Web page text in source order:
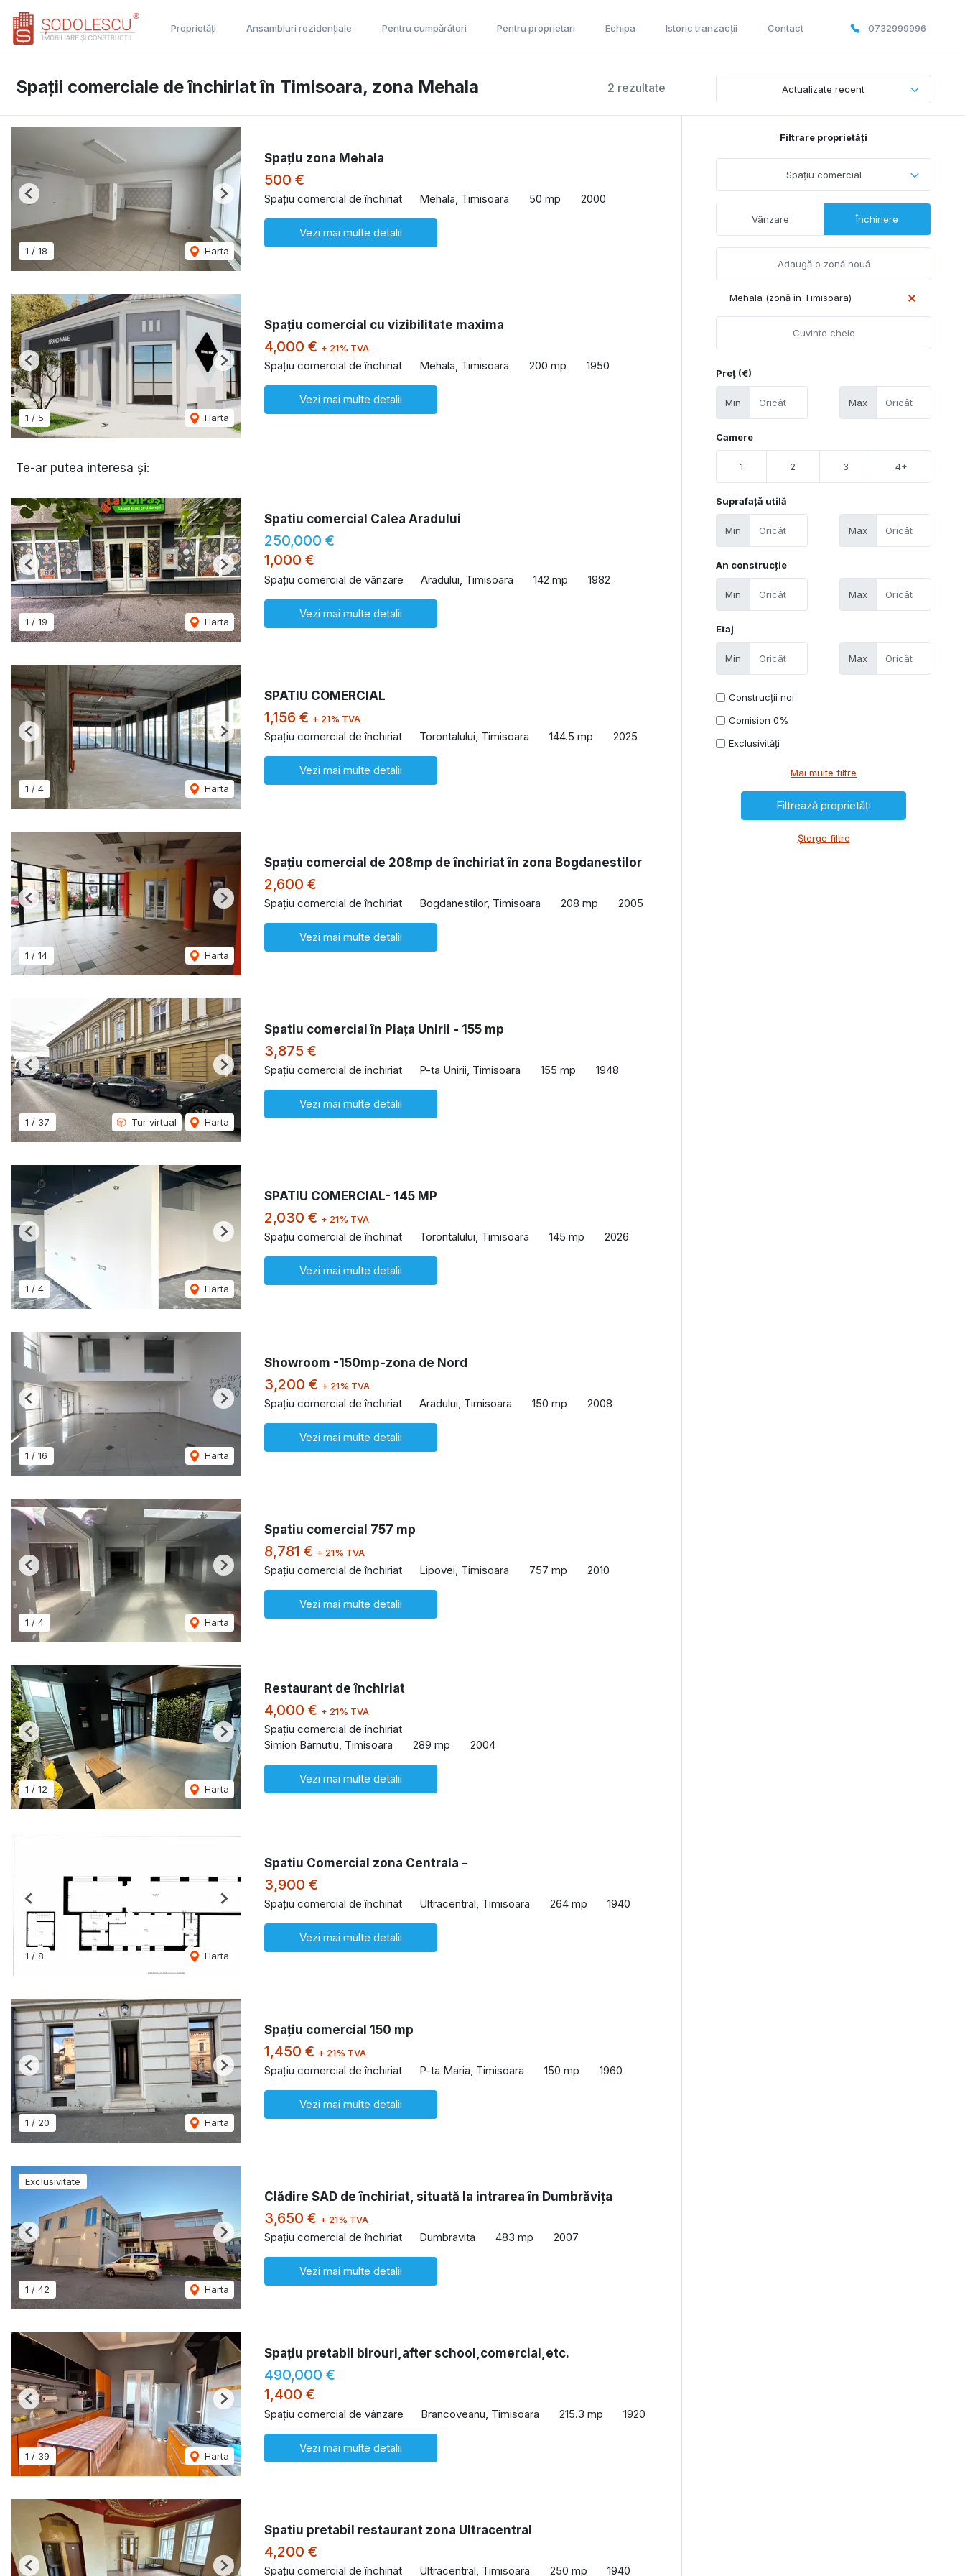
Proprietăți Ansambluri rezidențiale Pentru cumpărători Pentru proprietari Echipa Istoric tranzacții Contact 0732999996
2 rezultate
Spații comerciale de închiriat în Timisoara, zona Mehala Actualizate recent
1 / 18 Harta
Previous Next
Spațiu zona Mehala
500 €
Spațiu comercial de închiriat Mehala, Timisoara 50 mp 2000
Vezi mai multe detalii
1 / 5 Harta
Previous Next
Spațiu comercial cu vizibilitate maxima
4,000 € + 21% TVA
Spațiu comercial de închiriat Mehala, Timisoara 200 mp 1950
Vezi mai multe detalii
Te-ar putea interesa și:
1 / 19 Harta
Previous Next
Spatiu comercial Calea Aradului
250,000 €
1,000 €
Spațiu comercial de vânzare Aradului, Timisoara 142 mp 1982
Vezi mai multe detalii
1 / 4 Harta
Previous Next
SPATIU COMERCIAL
1,156 € + 21% TVA
Spațiu comercial de închiriat Torontalului, Timisoara 144.5 mp 2025
Vezi mai multe detalii
1 / 14 Harta
Previous Next
Spațiu comercial de 208mp de închiriat în zona Bogdanestilor
2,600 €
Spațiu comercial de închiriat Bogdanestilor, Timisoara 208 mp 2005
Vezi mai multe detalii
1 / 37 Tur virtual Harta
Previous Next
Spatiu comercial în Piața Unirii - 155 mp
3,875 €
Spațiu comercial de închiriat P-ta Unirii, Timisoara 155 mp 1948
Vezi mai multe detalii
1 / 4 Harta
Previous Next
SPATIU COMERCIAL- 145 MP
2,030 € + 21% TVA
Spațiu comercial de închiriat Torontalului, Timisoara 145 mp 2026
Vezi mai multe detalii
1 / 16 Harta
Previous Next
Showroom -150mp-zona de Nord
3,200 € + 21% TVA
Spațiu comercial de închiriat Aradului, Timisoara 150 mp 2008
Vezi mai multe detalii
1 / 4 Harta
Previous Next
Spatiu comercial 757 mp
8,781 € + 21% TVA
Spațiu comercial de închiriat Lipovei, Timisoara 757 mp 2010
Vezi mai multe detalii
1 / 12 Harta
Previous Next
Restaurant de închiriat
4,000 € + 21% TVA
Spațiu comercial de închiriat
Simion Barnutiu, Timisoara
289 mp 2004
Vezi mai multe detalii
1 / 8 Harta
Previous Next
Spatiu Comercial zona Centrala -
3,900 €
Spațiu comercial de închiriat Ultracentral, Timisoara 264 mp 1940
Vezi mai multe detalii
1 / 20 Harta
Previous Next
Spaţiu comercial 150 mp
1,450 € + 21% TVA
Spațiu comercial de închiriat P-ta Maria, Timisoara 150 mp 1960
Vezi mai multe detalii
Exclusivitate
1 / 42 Harta
Previous Next
Clădire SAD de închiriat, situată la intrarea în Dumbrăvița
3,650 € + 21% TVA
Spațiu comercial de închiriat Dumbravita 483 mp 2007
Vezi mai multe detalii
1 / 39 Harta
Previous Next
Spațiu pretabil birouri,after school,comercial,etc.
490,000 €
1,400 €
Spațiu comercial de vânzare Brancoveanu, Timisoara 215.3 mp 1920
Vezi mai multe detalii
Previous Next
Spatiu pretabil restaurant zona Ultracentral
4,200 €
Spațiu comercial de închiriat Ultracentral, Timisoara 250 mp 1940
Filtrare proprietăți
Spațiu comercial
Vânzare Închiriere
Mehala (zonă în Timisoara)
Preț (€)
Min Max
Camere
1 2 3 4+
Suprafață utilă
Min Max
An construcție
Min Max
Etaj
Min Max
Construcții noi
Comision 0%
Exclusivități
Mai multe filtre
Șterge filtre